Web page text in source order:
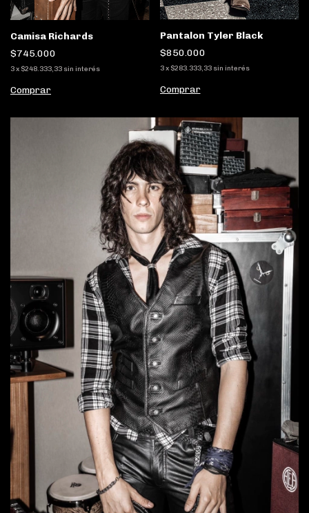
Camisa Richards
$745.000
3x $248.333,33 sin interés
Comprar
Pantalon Tyler Black
$850.000
3 x $283.333,33 sin interés
Comprar